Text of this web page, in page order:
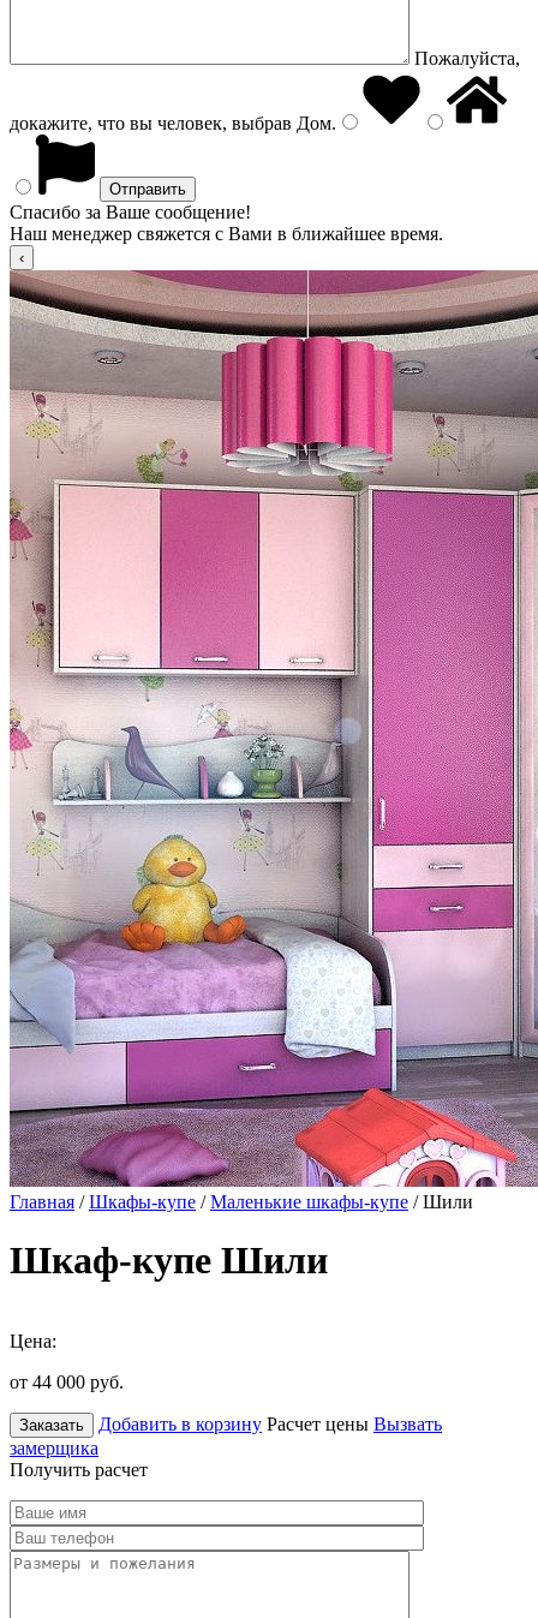
Пожалуйста,
докажите, что вы человек, выбрав Дом.
Спасибо за Ваше сообщение!
Наш менеджер свяжется с Вами в ближайшее время.
Главная /Шкафы-купе /Маленькие шкафы-купе / Шили
Шкаф-купе Шили
Цена:
от 44 000 руб.
Заказать Добавить в корзину Расчет цены Вызвать
замерщика
Получить расчет